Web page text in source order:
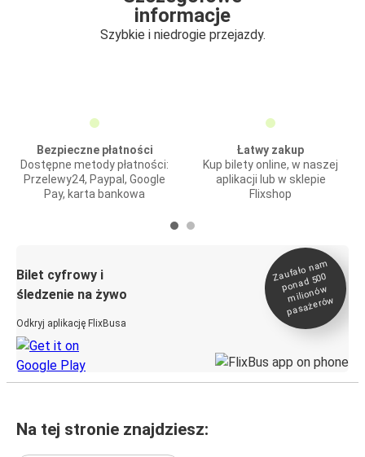
informacje
Szybkie i niedrogie przejazdy.
Bezpieczne płatności
Dostępne metody płatności:
Przelewy24, Paypal, Google
Pay, karta bankowa
Łatwy zakup
Kup bilety online, w naszej
aplikacji lub w sklepie
Flixshop
Bilet cyfrowy i
śledzenie na żywo
Odkryj aplikację FlixBusa
Zaufało na
m
ponad 500
milionó
w
pasażeró
w
Na tej stronie znajdziesz: